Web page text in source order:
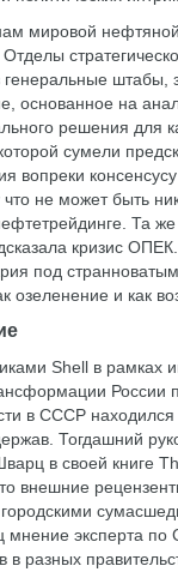
мировой
генеральные
основанное на
решения для
сумели
вопреки
не может быть
Та
кризис
под
озеленение и как
Shell в рамках
России
в СССР
Тогдашний
в своей книге
внешние
мнение эксперта
в разных